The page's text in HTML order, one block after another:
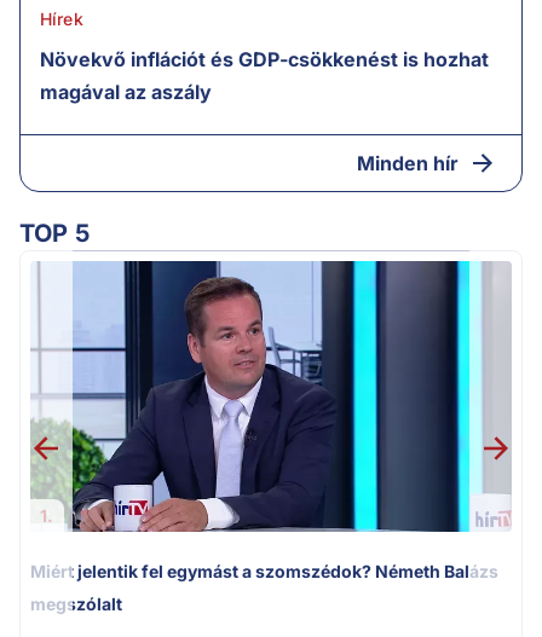
Hírek
Növekvő inflációt és GDP-csökkenést is hozhat
magával az aszály
Minden hír
TOP 5
1.
Miért jelentik fel egymást a szomszédok? Németh Balázs
megszólalt